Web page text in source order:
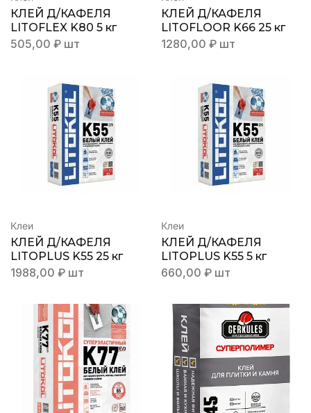
КЛЕЙ Д/КАФЕЛЯ
LITOFLEX K80 5 кг
505,00 ₽ шт
КЛЕЙ Д/КАФЕЛЯ
LITOFLOOR K66 25 кг
1280,00 ₽ шт
Клеи
КЛЕЙ Д/КАФЕЛЯ
LITOPLUS K55 25 кг
1988,00 ₽ шт
Клеи
КЛЕЙ Д/КАФЕЛЯ
LITOPLUS K55 5 кг
660,00 ₽ шт